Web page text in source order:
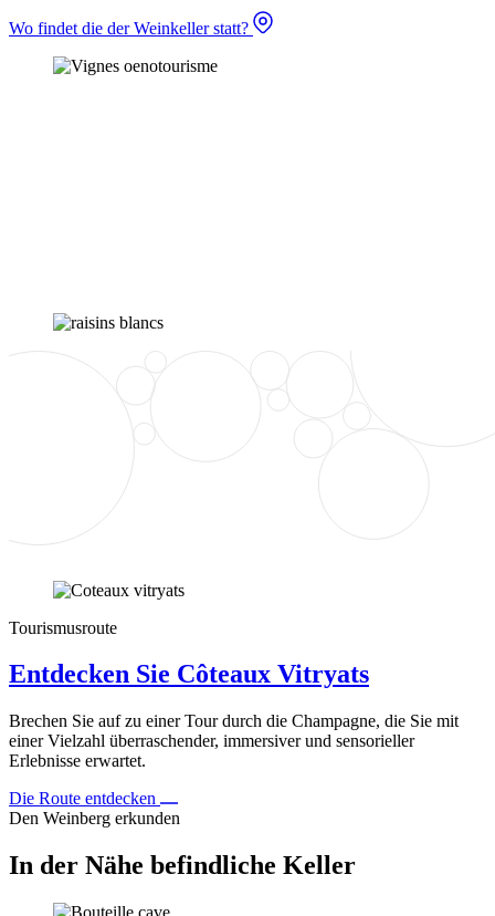
Wo findet die der Weinkeller statt?
Tourismusroute
Entdecken Sie Côteaux Vitryats
Brechen Sie auf zu einer Tour durch die Champagne, die Sie mit
einer Vielzahl überraschender, immersiver und sensorieller
Erlebnisse erwartet.
Die Route entdecken
Den Weinberg erkunden
In der Nähe befindliche Keller